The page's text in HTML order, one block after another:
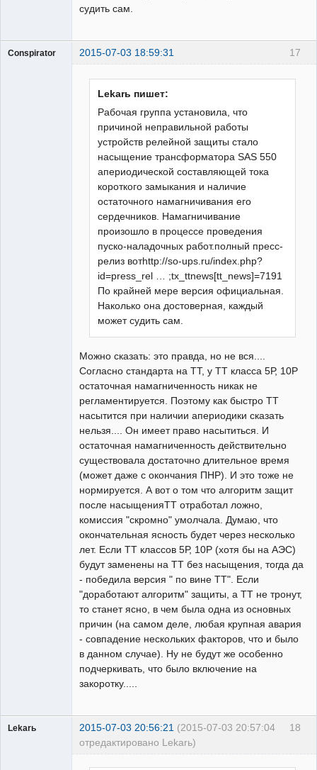
судить сам.
17
Conspirator 2015-07-03 18:59:31
Lekarь пишет:
Рабочая группа установила, что
причиной неправильной работы
устройств релейной защиты стало
насыщение трансформатора SAS 550
апериодической составляющей тока
короткого замыкания и наличие
остаточного намагничивания его
сердечников. Намагничивание
произошло в процессе проведения
пуско-наладочных работ.полный пресс-
релиз вотhttp://so-ups.ru/index.php?
id=press_rel … ;tx_ttnews[tt_news]=7191
По крайней мере версия официальная.
Наколько она достоверная, каждый
может судить сам.
Можно сказать: это правда, но не вся....
Согласно стандарта на ТТ, у ТТ класса 5Р, 10Р
остаточная намагниченность никак не
регламентируется. Поэтому как быстро ТТ
насытится при наличии апериодики сказать
нельзя.... Он имеет право насытиться. И
остаточная намагниченность действительно
существовала достаточно длительное время
(может даже с окончания ПНР). И это тоже не
нормируется. А вот о том что алгоритм защит
после насыщенияТТ отработал ложно,
комиссия "скромно" умолчала. Думаю, что
окончательная ясность будет через несколько
лет. Если ТТ классов 5Р, 10Р (хотя бы на АЭС)
будут заменены на ТТ без насыщения, тогда да
- победила версия " по вине ТТ". Если
"доработают алгоритм" защиты, а ТТ не тронут,
то станет ясно, в чем была одна из основных
причин (на самом деле, любая крупная авария
- совпадение нескольких факторов, что и было
в данном случае). Ну не будут же особенно
подчеркивать, что было включение на
закоротку.....
18
Lekarь 2015-07-03 20:56:21 (2015-07-03 20:57:04
отредактировано Lekarь)